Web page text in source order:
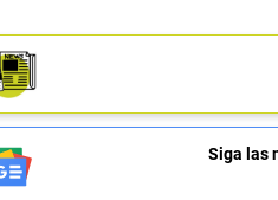
Siga las